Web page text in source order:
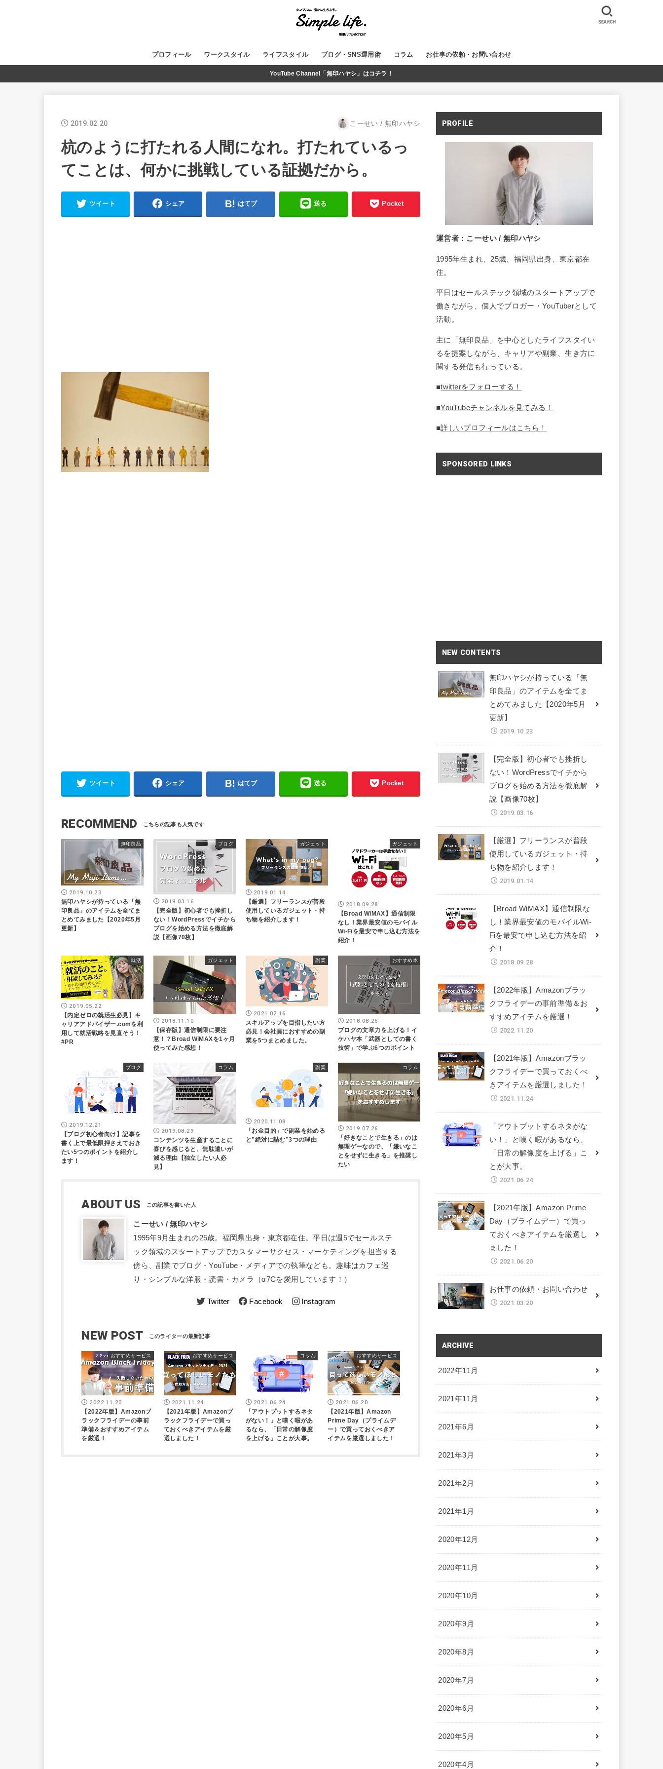
プロフィール ワークスタイル ライフスタイル
GADGET
MUJI
ブログ・SNS運用術
WordPress
ブログ運営
SNS
YouTube
コラム お仕事の依頼・お問い合わせ
SEARCH
YouTube Channel「無印ハヤシ」はコチラ！
2019.02.20 こーせい / 無印ハヤシ
杭のように打たれる人間になれ。打たれているっ
てことは、何かに挑戦している証拠だから。
ツイート シェア はてブ 送る Pocket
ツイート シェア はてブ 送る Pocket
RECOMMEND
無印良品
2019.10.23
無印ハヤシが持っている「無
印良品」のアイテムを全てま
とめてみました【2020年5月
更新】
ブログ
2019.03.16
【完全版】初心者でも挫折し
ない！WordPressでイチから
ブログを始める方法を徹底解
説【画像70枚】
ガジェット
2019.01.14
【厳選】フリーランスが普段
使用しているガジェット・持
ち物を紹介します！
ガジェット
2018.09.28
【Broad WiMAX】通信制限
なし！業界最安値のモバイル
Wi-Fiを最安で申し込む方法を
紹介！
就活
2019.05.22
【内定ゼロの就活生必見】キ
ャリアアドバイザー.comを利
用して就活戦略を見直そう！
#PR
ガジェット
2018.11.10
【保存版】通信制限に要注
意！？Broad WiMAXを1ヶ月
使ってみた感想！
副業
2021.02.16
スキルアップを目指したい方
必見！会社員におすすめの副
業を5つまとめました。
おすすめ本
2018.08.26
ブログの文章力を上げる！イ
ケハヤ本「武器としての書く
技術」で学ぶ6つのポイント
ブログ
2019.12.21
【ブログ初心者向け】記事を
書く上で最低限押さえておき
たい5つのポイントを紹介し
ます！
コラム
2019.08.29
コンテンツを生産することに
喜びを感じると、無駄遣いが
減る理由【独立したい人必
見】
副業
2020.11.08
「お金目的」で副業を始める
と”絶対に詰む”3つの理由
コラム
2019.07.26
「好きなことで生きる」のは
無理ゲーなので、「嫌いなこ
とをせずに生きる」を推奨し
たい
ABOUT US
こーせい / 無印ハヤシ
1995年9月生まれの25歳。福岡県出身・東京都在住。平日は週5でセールステ
ック領域のスタートアップでカスタマーサクセス・マーケティングを担当する
傍ら、副業でブログ・YouTube・メディアでの執筆なども。趣味はカフェ巡
り・シンプルな洋服・読書・カメラ（α7Cを愛用しています！）
Twitter Facebook Instagram
NEW POST
おすすめサービス
2022.11.20
【2022年版】Amazonブ
ラックフライデーの事前
準備＆おすすめアイテム
を厳選！
おすすめサービス
2021.11.24
【2021年版】Amazonブ
ラックフライデーで買っ
ておくべきアイテムを厳
選しました！
コラム
2021.06.24
「アウトプットするネタ
がない！」と嘆く暇があ
るなら、「日常の解像度
を上げる」ことが大事。
おすすめサービス
2021.06.20
【2021年版】Amazon
Prime Day（プライムデ
ー）で買っておくべきア
イテムを厳選しました！
PROFILE
運営者：こーせい / 無印ハヤシ
1995年生まれ、25歳、福岡県出身、東京都在
住。
平日はセールステック領域のスタートアップで
働きながら、個人でブロガー・YouTuberとして
活動。
主に「無印良品」を中心としたライフスタイい
るを提案しながら、キャリアや副業、生き方に
関する発信も行っている。
■twitterをフォローする！
■YouTubeチャンネルを見てみる！
■詳しいプロフィールはこちら！
SPONSORED LINKS
NEW CONTENTS
無印ハヤシが持っている「無
印良品」のアイテムを全てま
とめてみました【2020年5月
更新】
2019.10.23
【完全版】初心者でも挫折し
ない！WordPressでイチから
ブログを始める方法を徹底解
説【画像70枚】
2019.03.16
【厳選】フリーランスが普段
使用しているガジェット・持
ち物を紹介します！
2019.01.14
【Broad WiMAX】通信制限な
し！業界最安値のモバイルWi-
Fiを最安で申し込む方法を紹
介！
2018.09.28
【2022年版】Amazonブラッ
クフライデーの事前準備＆お
すすめアイテムを厳選！
2022.11.20
【2021年版】Amazonブラッ
クフライデーで買っておくべ
きアイテムを厳選しました！
2021.11.24
「アウトプットするネタがな
い！」と嘆く暇があるなら、
「日常の解像度を上げる」こ
とが大事。
2021.06.24
【2021年版】Amazon Prime
Day（プライムデー）で買っ
ておくべきアイテムを厳選し
ました！
2021.06.20
お仕事の依頼・お問い合わせ
2021.03.20
ARCHIVE
2022年11月
2021年11月
2021年6月
2021年3月
2021年2月
2021年1月
2020年12月
2020年11月
2020年10月
2020年9月
2020年8月
2020年7月
2020年6月
2020年5月
2020年4月